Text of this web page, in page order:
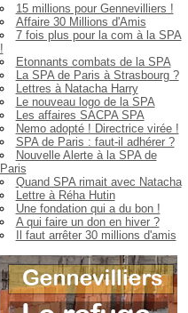
15 millions pour Gennevilliers !
Affaire 30 Millions d'Amis
7 fois plus pour la com à la SPA
!
Etonnants combats de la SPA
La SPA de Paris à Strasbourg ?
Lettres à Natacha Harry
Le nouveau logo de la SPA
Les affaires SACPA SPA
Nemo adopté ! Directrice virée !
SPA de Paris : faut-il adhérer ?
Nouvelle Alerte à la SPA de
Paris
Quand SPA rimait avec Natacha
Lettre à Réha Hutin
Une fondation qui a du bon !
A qui faire un don en hiver ?
Il faut arrêter 30 millions d'amis